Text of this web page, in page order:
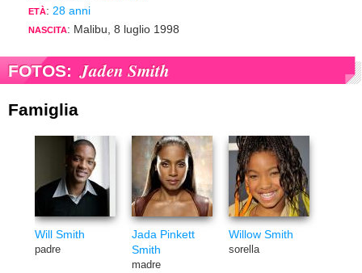
ETÀ: 28 anni
NASCITA: Malibu, 8 luglio 1998
FOTOS: Jaden Smith
Famiglia
Will Smith
padre
Jada Pinkett
Smith
madre
Willow Smith
sorella